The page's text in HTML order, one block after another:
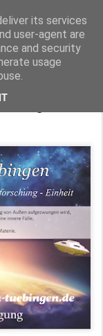
its services
user-agent are
and security
usage
- Spiritualität - Zukunftsforschung - Einheit
eingestellt !